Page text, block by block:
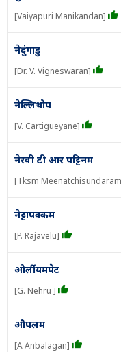
[Vaiyapuri Manikandan]
नेदुंगाडु
[Dr. V. Vigneswaran]
नेल्लिथोप
[V. Cartigueyane]
नेरवी टी आर पट्टिनम
[Tksm
नेट्टापक्कम
[P. Rajavelu]
ओर्लीयमपेट
[G. Nehru ]
औपलम
[A Anbalagan]